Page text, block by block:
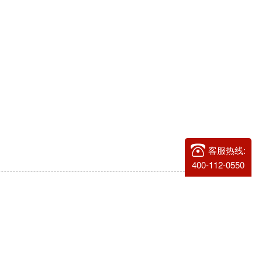
客服热线:
400-112-0550